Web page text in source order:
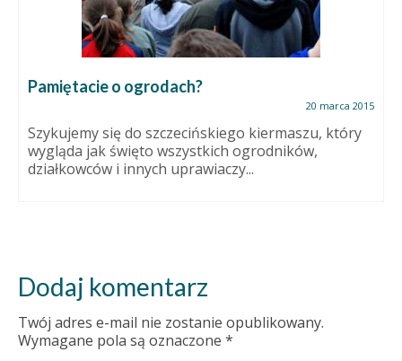
Pamiętacie o ogrodach?
20 marca 2015
Szykujemy się do szczecińskiego kiermaszu, który
wygląda jak święto wszystkich ogrodników,
działkowców i innych uprawiaczy...
Dodaj komentarz
Twój adres e-mail nie zostanie opublikowany.
Wymagane pola są oznaczone *